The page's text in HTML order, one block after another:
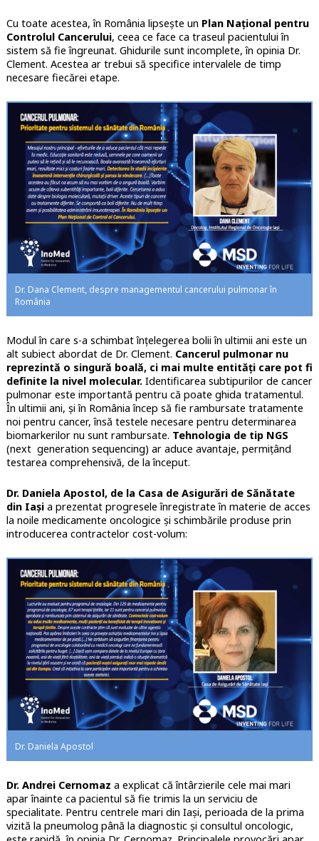
Cu toate acestea, în România lipsește un Plan Național pentru
Controlul Cancerului, ceea ce face ca traseul pacientului în
sistem să fie îngreunat. Ghidurile sunt incomplete, în opinia Dr.
Clement. Acestea ar trebui să specifice intervalele de timp
necesare fiecărei etape.
Dr. Dana Clement, despre managementul cancerului pulmonar în
România
Modul în care s-a schimbat înțelegerea bolii în ultimii ani este un
alt subiect abordat de Dr. Clement. Cancerul pulmonar nu
reprezintă o singură boală, ci mai multe entități care pot fi
definite la nivel molecular.Identificarea subtipurilor de cancer
pulmonar este importantă pentru că poate ghida tratamentul.
În ultimii ani, și în România încep să fie rambursate tratamente
noi pentru cancer, însă testele necesare pentru determinarea
biomarkerilor nu sunt rambursate. Tehnologia de tip NGS
(next generation sequencing) ar aduce avantaje, permițând
testarea comprehensivă, de la început.
Dr. Daniela Apostol, de la Casa de Asigurări de Sănătate
din Iași a prezentat progresele înregistrate în materie de acces
la noile medicamente oncologice și schimbările produse prin
introducerea contractelor cost-volum:
Dr. Daniela Apostol
Dr. Andrei Cernomaz a explicat că întârzierile cele mai mari
apar înainte ca pacientul să fie trimis la un serviciu de
specialitate. Pentru centrele mari din Iași, perioada de la prima
vizită la pneumolog până la diagnostic și consultul oncologic,